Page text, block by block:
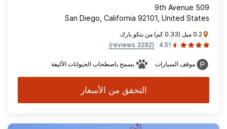
509 9th Avenue
San Diego, California 92101, United States
0.2 ميل (0.33 كم) من بتكو بارك
4.51
(3292 reviews)
موقف السيارات يسمح باصطحاب الحيوانات الأليفة
التحقق من الأسعار